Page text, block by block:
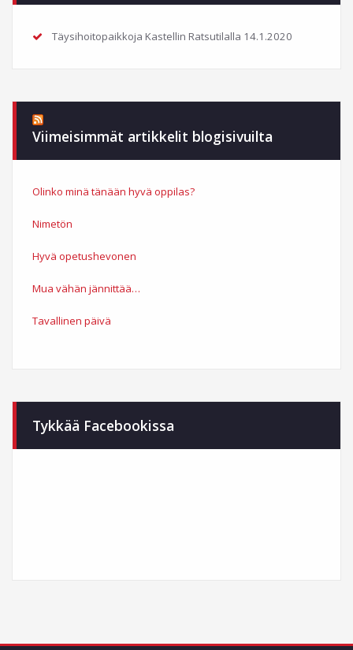
Täysihoitopaikkoja Kastellin Ratsutilalla 14.1.2020
Viimeisimmät artikkelit blogisivuilta
Olinko minä tänään hyvä oppilas?
Nimetön
Hyvä opetushevonen
Mua vähän jännittää…
Tavallinen päivä
Tykkää Facebookissa